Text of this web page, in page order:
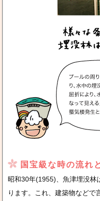
国宝級な時の流れ
昭和30年(1955)、魚津埋没林
ります。これ、建築物などで